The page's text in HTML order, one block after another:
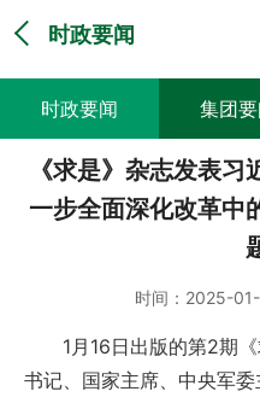
时政要闻
时政要闻 集团
媒体聚焦 党建
科技创新 企业
《求是》杂志发表
一步全面深化改革中
时间： 2025-
1月16日出版的第2期《
书记、国家主席、中央军